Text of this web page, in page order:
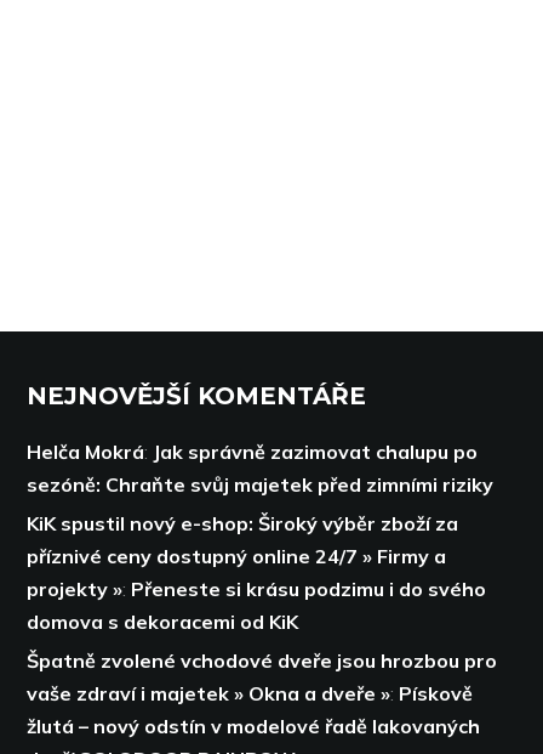
NEJNOVĚJŠÍ KOMENTÁŘE
Helča Mokrá: Jak správně zazimovat chalupu po
sezóně: Chraňte svůj majetek před zimními riziky
KiK spustil nový e-shop: Široký výběr zboží za
příznivé ceny dostupný online 24/7 » Firmy a
projekty »: Přeneste si krásu podzimu i do svého
domova s dekoracemi od KiK
Špatně zvolené vchodové dveře jsou hrozbou pro
vaše zdraví i majetek » Okna a dveře »: Pískově
žlutá – nový odstín v modelové řadě lakovaných